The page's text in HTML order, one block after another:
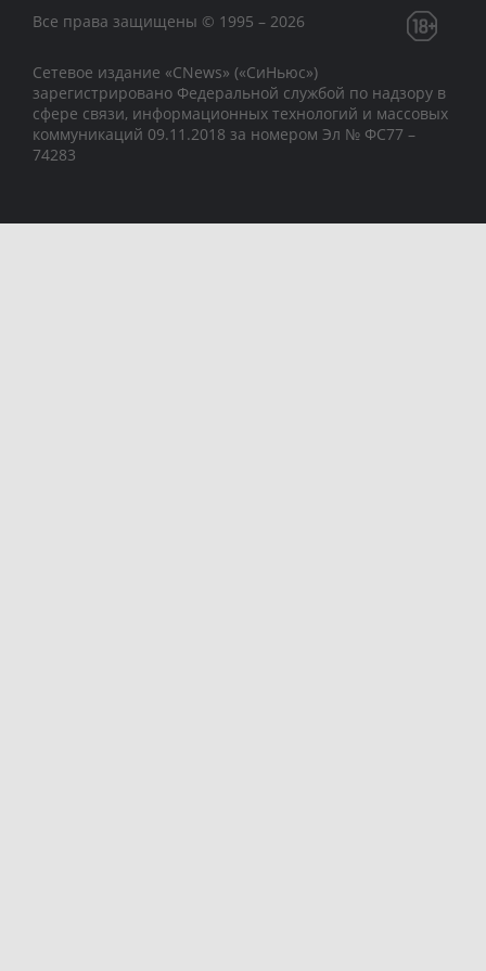
Все права защищены © 1995 – 2026
Сетевое издание «CNews» («СиНьюс»)
зарегистрировано Федеральной службой по надзору в
сфере связи, информационных технологий и массовых
коммуникаций 09.11.2018 за номером Эл № ФС77 –
74283